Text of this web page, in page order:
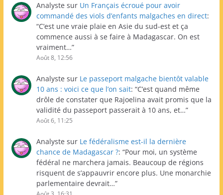
Analyste sur Un Français écroué pour avoir
commandé des viols d’enfants malgaches en direct:
“C’est une vraie plaie en Asie du sud-est et ça
commence aussi à se faire à Madagascar. On est
vraiment…”
Août 8, 12:56
Analyste sur Le passeport malgache bientôt valable
10 ans : voici ce que l’on sait: “C’est quand même
drôle de constater que Rajoelina avait promis que la
validité du passeport passerait à 10 ans, et…”
Août 6, 11:25
Analyste sur Le fédéralisme est-il la dernière
chance de Madagascar ?: “Pour moi, un système
fédéral ne marchera jamais. Beaucoup de régions
risquent de s’appauvrir encore plus. Une monarchie
parlementaire devrait…”